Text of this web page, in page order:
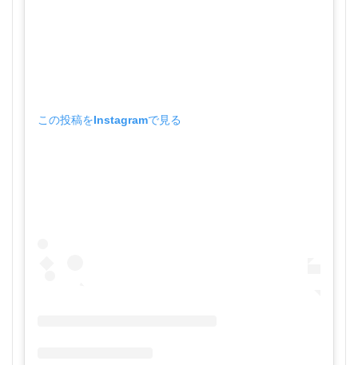
この投稿をInstagramで見る